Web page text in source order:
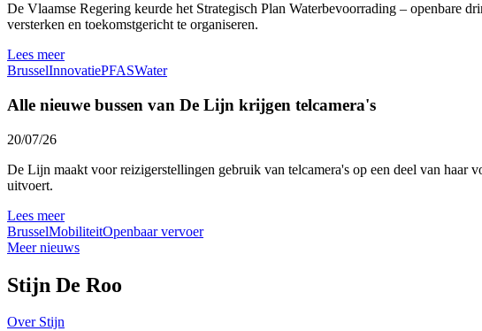
De Vlaamse Regering keurde het Strategisch Plan Waterbevoorrading – openbare
versterken en toekomstgericht te organiseren.
Lees meer
BrusselInnovatiePFASWater
Alle nieuwe bussen van De Lijn krijgen telcamera's
20/07/26
De Lijn maakt voor reizigerstellingen gebruik van telcamera's op een deel van haar
uitvoert.
Lees meer
BrusselMobiliteitOpenbaar vervoer
Meer nieuws
Stijn De Roo
Over Stijn